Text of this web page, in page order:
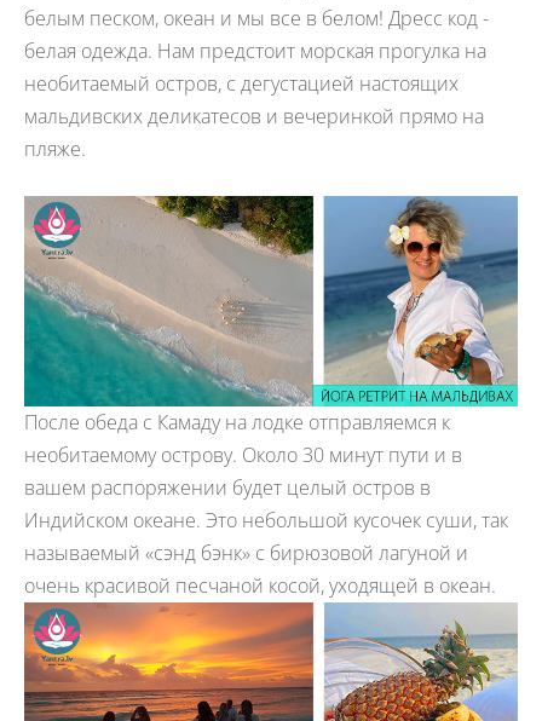
белым песком, океан и мы все в белом! Дресс код -
белая одежда. Нам предстоит морская прогулка на
необитаемый остров, с дегустацией настоящих
мальдивских деликатесов и вечеринкой прямо на
пляже.
После обеда с Камаду на лодке отправляемся к
необитаемому острову. Около 30 минут пути и в
вашем распоряжении будет целый остров в
Индийском океане. Это небольшой кусочек суши, так
называемый «сэнд бэнк» с бирюзовой лагуной и
очень красивой песчаной косой, уходящей в океан.